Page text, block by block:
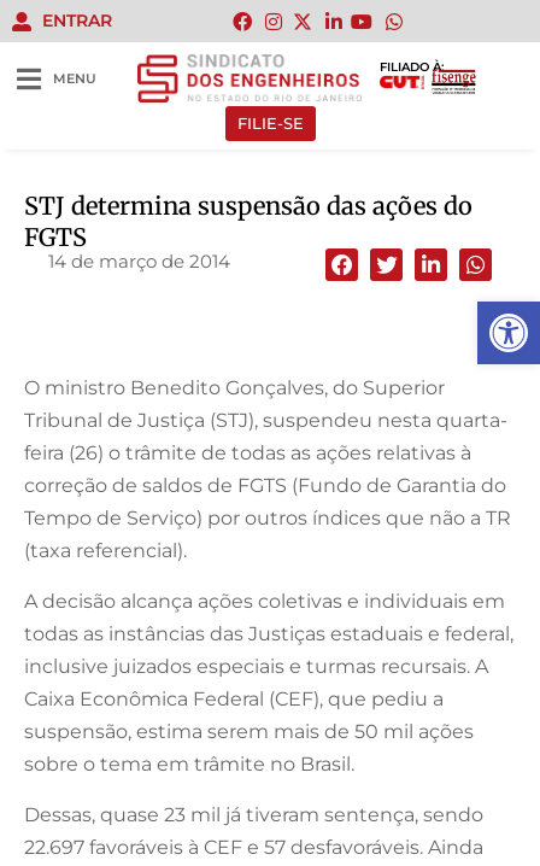
Abrir
ENTRAR
MENU
FILIADO À:
FILIE-SE
STJ determina suspensão das ações do
FGTS
14 de março de 2014
O ministro Benedito Gonçalves, do Superior
Tribunal de Justiça (STJ), suspendeu nesta quarta-
feira (26) o trâmite de todas as ações relativas à
correção de saldos de FGTS (Fundo de Garantia do
Tempo de Serviço) por outros índices que não a TR
(taxa referencial).
A decisão alcança ações coletivas e individuais em
todas as instâncias das Justiças estaduais e federal,
inclusive juizados especiais e turmas recursais. A
Caixa Econômica Federal (CEF), que pediu a
suspensão, estima serem mais de 50 mil ações
sobre o tema em trâmite no Brasil.
Dessas, quase 23 mil já tiveram sentença, sendo
22.697 favoráveis à CEF e 57 desfavoráveis. Ainda